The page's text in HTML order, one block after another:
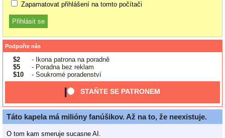
Zapamatovat přihlášení na tomto počítači
Podpořte nás
$2
- Ikona patrona na poradně
$5
- Poradna bez reklam
$10
- Soukromé poradenství
STAŇTE SE PATRONEM
Táto kapela má milióny fanúšikov. Až na to, že neexistuje.
O tom kam smeruje sucasne AI.